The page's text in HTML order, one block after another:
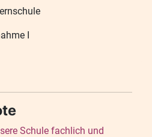
I
Schule fachlich und